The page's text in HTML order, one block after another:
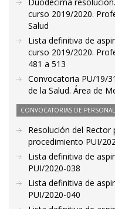
curso 2019/2020.
Salud
Lista definitiva de
curso 2019/2020.
481 a 513
Convocatoria PU/19/
de la Salud. Área de
CONVOCATORIAS DE
Resolución del
procedimiento PUI/
Lista definitiva de
PUI/2020-038
Lista definitiva de
PUI/2020-040